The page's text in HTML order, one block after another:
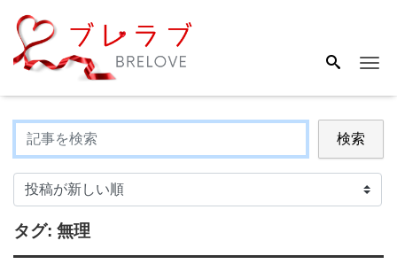
検索
タグ: 無理